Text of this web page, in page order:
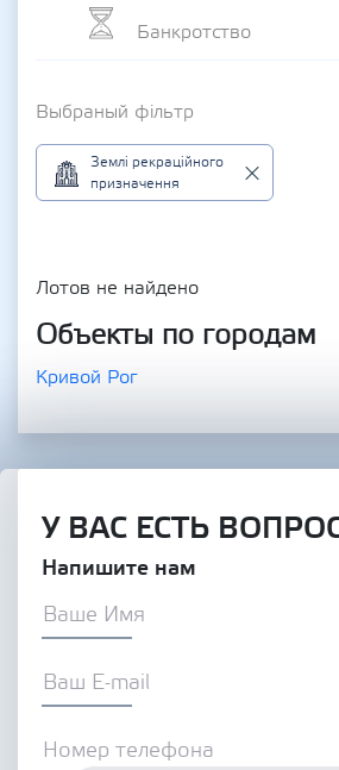
Банкротство
Выбраный фільтр
Землі рекраційного
призначення
Лотов не найдено
Объекты по городам
Кривой Рог
У ВАС ЕСТЬ
Напишите нам